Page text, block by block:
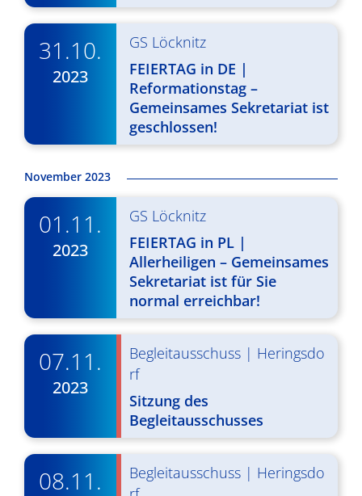
h
n
d
n
i
h
t
,
N
a
n
a
i
g
a
i
31.10.
2023
GS Löcknitz
FEIERTAG in DE |
Reformationstag –
Gemeinsames Sekretariat ist
geschlossen!
November 2023
01.11.
2023
GS Löcknitz
FEIERTAG in PL |
Allerheiligen – Gemeinsames
Sekretariat ist für Sie
normal erreichbar!
07.11.
2023
Begleitausschuss | Heringsdo
rf
Sitzung des
Begleitausschusses
08.11. Begleitausschuss | Heringsdo